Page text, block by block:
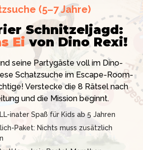
Action im
– ohne
SPIEGEL"-Bestseller-Autor und
2 oder 3"). Entdecke jetzt meine
Escape Rooms zum Sofort-
natürlich meine Ebooks.
(5–7 Jahre)
Schnitzeljagd:
Ei von Dino Rexi!
seine Partygäste voll im Dino-
Schatzsuche im Escape-Room-
Verstecke die 8 Rätsel nach
und die Mission beginnt.
inater Spaß für Kids ab 5 Jahren
Paket: Nichts muss zusätzlich
Agents: Im Labor
Virologen
Verwandele dein Zuhause in ein
24-seitiges PDF enthält alles:
Rätsel und Requisiten.
den Fall in 90 Minuten!
für 2 bis 6 Spieler (8 - 11 oder 12–
Agentenausweise & Schilder